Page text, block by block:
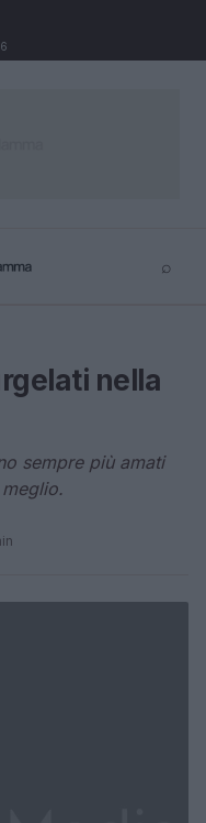
⌕
nella
sempre più amati